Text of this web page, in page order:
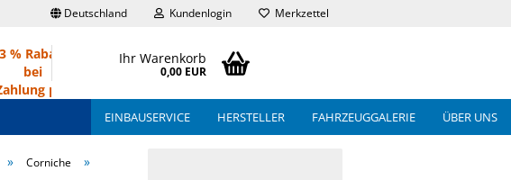
Deutschland Kundenlogin Merkzettel
3 % Rabatt
bei
per
Ihr Warenkorb
0,00 EUR
EINBAUSERVICE HERSTELLER FAHRZEUGGALERIE ÜBER UNS
» Corniche »